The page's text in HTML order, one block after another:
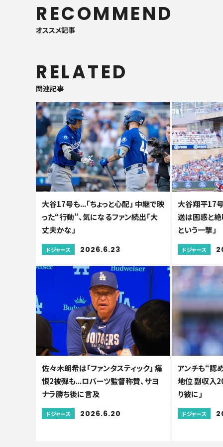
RECOMMEND
オススメ記事
RELATED
関連記事
大谷17号も...「ちょっと心配」 中継で映
った“行動”、気になるファン続出「大
丈夫かな」
ドジャース 2026.6.23
大谷翔平17
送は困惑と絶
という一撃」
ドジャース
佐々木朗希は「ファンタスティック」 痛
恨2被弾も...ロバーツ監督称賛、サヨ
ナラ勝ち後に言及
ドジャース 2026.6.20
アンチも“認
地位 副収入
り彼に」
ドジャース